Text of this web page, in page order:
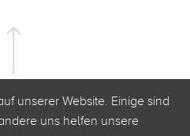
unserer Website. Einige sind
uns helfen unsere